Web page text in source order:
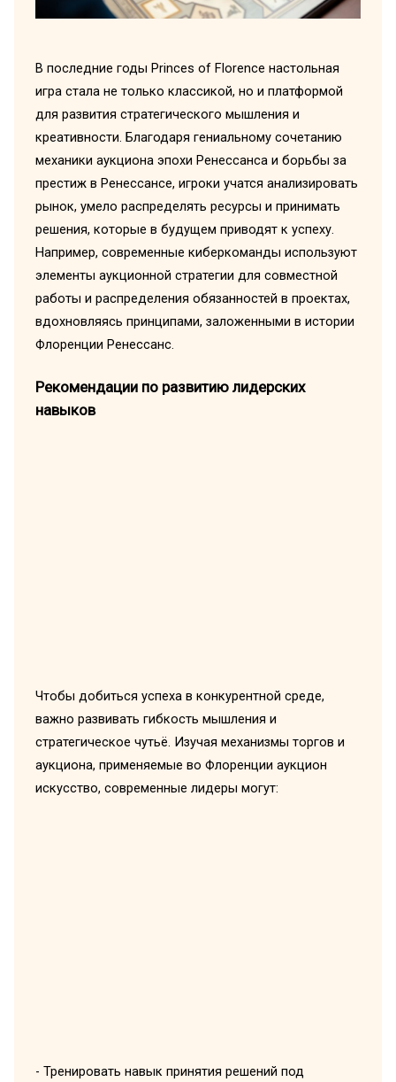
В последние годы Princes of Florence настольная
игра стала не только классикой, но и платформой
для развития стратегического мышления и
креативности. Благодаря гениальному сочетанию
механики аукциона эпохи Ренессанса и борьбы за
престиж в Ренессансе, игроки учатся анализировать
рынок, умело распределять ресурсы и принимать
решения, которые в будущем приводят к успеху.
Например, современные киберкоманды используют
элементы аукционной стратегии для совместной
работы и распределения обязанностей в проектах,
вдохновляясь принципами, заложенными в истории
Флоренции Ренессанс.
Рекомендации по развитию лидерских
навыков
Чтобы добиться успеха в конкурентной среде,
важно развивать гибкость мышления и
стратегическое чутьё. Изучая механизмы торгов и
аукциона, применяемые во Флоренции аукцион
искусство, современные лидеры могут:
- Тренировать навык принятия решений под